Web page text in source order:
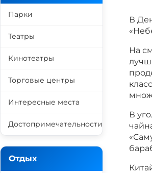
В
На
В
Парки
Театры
Кинотеатры
Торговые центры
Интересные места
Достопримечательности
Отдых